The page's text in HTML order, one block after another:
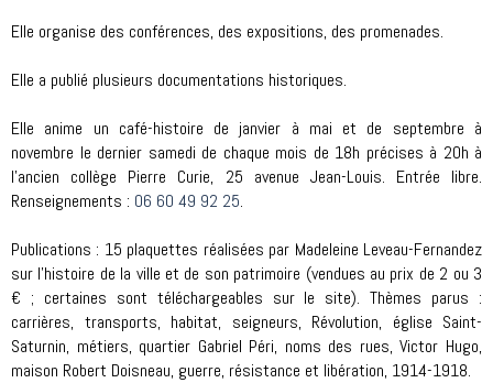
Elle organise des conférences, des expositions, des promenades.
Elle a publié plusieurs documentations historiques.
Elle anime un café-histoire de janvier à mai et de septembre à
novembre le dernier samedi de chaque mois de 18h précises à 20h à
l'ancien collège Pierre Curie, 25 avenue Jean-Louis. Entrée libre.
Renseignements : 06 60 49 92 25.
Publications : 15 plaquettes réalisées par Madeleine Leveau-Fernandez
sur l'histoire de la ville et de son patrimoire (vendues au prix de 2 ou 3
€ ; certaines sont téléchargeables sur le site). Thèmes parus :
carrières, transports, habitat, seigneurs, Révolution, église Saint-
Saturnin, métiers, quartier Gabriel Péri, noms des rues, Victor Hugo,
maison Robert Doisneau, guerre, résistance et libération, 1914-1918.